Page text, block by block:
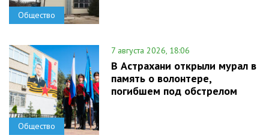
Общество
Общество
7 августа 2026, 18:06
В Астрахани открыли мурал в
память о волонтере,
погибшем под обстрелом